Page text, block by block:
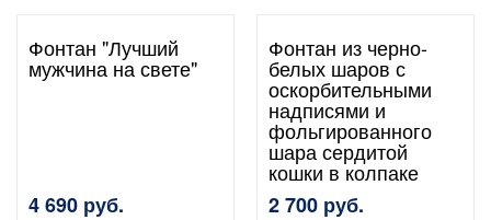
Фонтан "Лучший
мужчина на свете"
4 690 руб.
Фонтан из черно-
белых шаров с
оскорбительными
надписями и
фольгированного
шара сердитой
кошки в колпаке
2 700 руб.